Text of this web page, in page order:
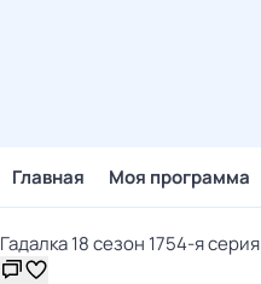
Главная Моя программа
Гадалка 18 сезон 1754-я серия